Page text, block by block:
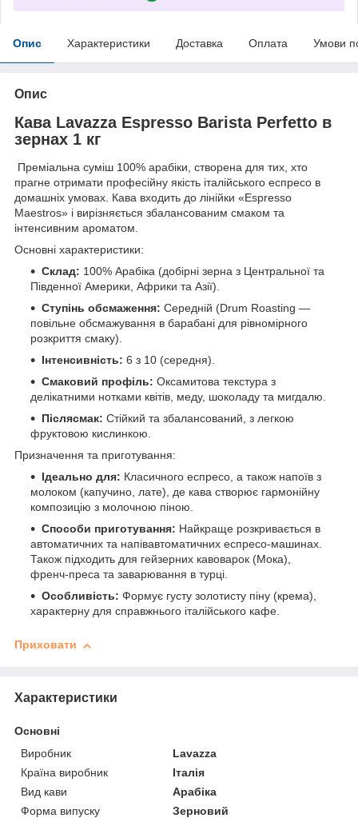
Опис Характеристики Доставка Оплата Умови
Опис
Кава Lavazza Espresso Barista Perfetto в
зернах 1 кг
Преміальна суміш 100% арабіки, створена для тих, хто
прагне отримати професійну якість італійського еспресо в
домашніх умовах. Кава входить до лінійки «Espresso
Maestros» і вирізняється збалансованим смаком та
інтенсивним ароматом.
Основні характеристики:
Склад: 100% Арабіка (добірні зерна з Центральної та
Південної Америки, Африки та Азії).
Ступінь обсмаження: Середній (Drum Roasting —
повільне обсмажування в барабані для рівномірного
розкриття смаку).
Інтенсивність: 6 з 10 (середня).
Смаковий профіль: Оксамитова текстура з
делікатними нотками квітів, меду, шоколаду та мигдалю.
Післясмак: Стійкий та збалансований, з легкою
фруктовою кислинкою.
Призначення та приготування:
Ідеально для: Класичного еспресо, а також напоїв з
молоком (капучино, лате), де кава створює гармонійну
композицію з молочною піною.
Способи приготування: Найкраще розкривається в
автоматичних та напівавтоматичних еспресо-машинах.
Також підходить для гейзерних кавоварок (Мока),
френч-преса та заварювання в турці.
Особливість: Формує густу золотисту піну (крема),
характерну для справжнього італійського кафе.
Приховати
Характеристики
Основні
Виробник
Lavazza
Країна виробник
Італія
Вид кави
Арабіка
Форма випуску
Зерновий